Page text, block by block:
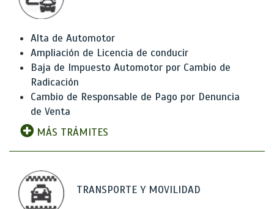
Alta de Automotor
Ampliación de Licencia de conducir
Baja de Impuesto Automotor por Cambio de
Radicación
Cambio de Responsable de Pago por Denuncia
de Venta
MÁS TRÁMITES
TRANSPORTE Y MOVILIDAD